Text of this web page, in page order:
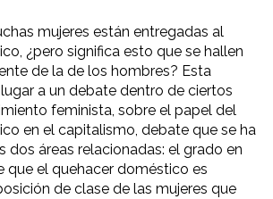
mujeres están entregadas al
¿pero significa esto que se hallen
de la de los hombres? Esta
a un debate dentro de ciertos
feminista, sobre el papel del
en el capitalismo, debate que se ha
dos áreas relacionadas: el grado en
que el quehacer doméstico es
de clase de las mujeres que